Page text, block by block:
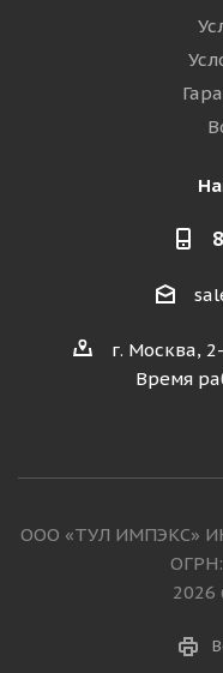
г. Москва,
Время
ООО «ТУЛ ИМПЭКС»
2026